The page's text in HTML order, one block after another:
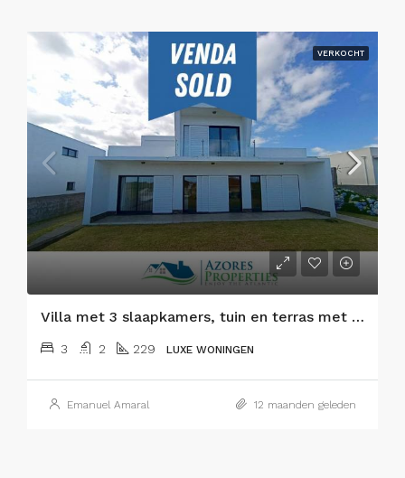
VERKOCHT
Villa met 3 slaapkamers, tuin en terras met prachtig uitzicht, Faial eiland, Azoren
3 2 229 LUXE WONINGEN
Emanuel Amaral 12 maanden geleden